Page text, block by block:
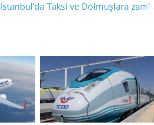
İstanbul’da Taksi ve Dolmuşlara zam’